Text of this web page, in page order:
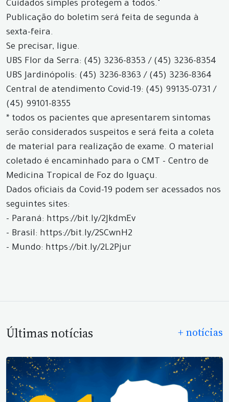
Cuidados simples protegem a todos."
Publicação do boletim será feita de segunda à
sexta-feira.
Se precisar, ligue.
UBS Flor da Serra: (45) 3236-8353 / (45) 3236-8354
UBS Jardinópolis: (45) 3236-8363 / (45) 3236-8364
Central de atendimento Covid-19: (45) 99135-0731 /
(45) 99101-8355
* todos os pacientes que apresentarem sintomas
serão considerados suspeitos e será feita a coleta
de material para realização de exame. O material
coletado é encaminhado para o CMT - Centro de
Medicina Tropical de Foz do Iguaçu.
Dados oficiais da Covid-19 podem ser acessados nos
seguintes sites:
- Paraná: https://bit.ly/2JkdmEv
- Brasil: https://bit.ly/2SCwnH2
- Mundo: https://bit.ly/2L2Pjur
Últimas notícias + notícias